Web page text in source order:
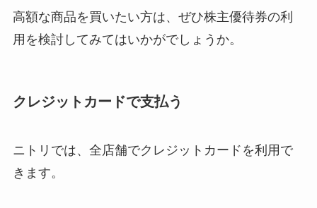
高額な商品を買いたい方は、ぜひ株主優待券の利
用を検討してみてはいかがでしょうか。
クレジットカードで支払う
ニトリでは、全店舗でクレジットカードを利用で
きます。